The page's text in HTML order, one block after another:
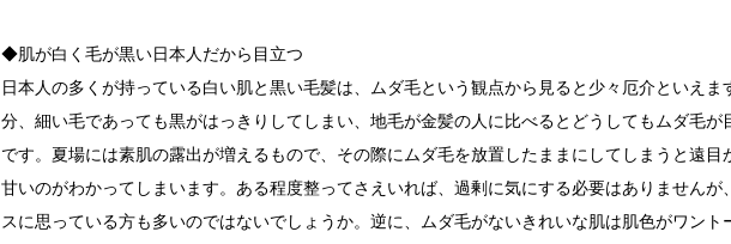
◆肌が白く毛が黒い日本人だから目立つ
日本人の多くが持っている白い肌と黒い毛髪は、ムダ毛という観点から見ると少々厄介といえま
分、細い毛であっても黒がはっきりしてしまい、地毛が金髪の人に比べるとどうしてもムダ毛が
です。夏場には素肌の露出が増えるもので、その際にムダ毛を放置したままにしてしまうと遠目
甘いのがわかってしまいます。ある程度整ってさえいれば、過剰に気にする必要はありませんが
スに思っている方も多いのではないでしょうか。逆に、ムダ毛がないきれいな肌は肌色がワント